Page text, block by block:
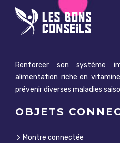
Renforcer son système
alimentation riche en
prévenir diverses maladies
OBJETS
Montre connectée